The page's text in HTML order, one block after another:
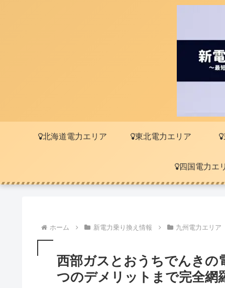
北海道電力エリア 東北電力エリア
四国電力エ
ホーム 新電力乗り換え情報 九州電力エリア
西部ガスとおうちでんきの
つのデメリットまで完全網